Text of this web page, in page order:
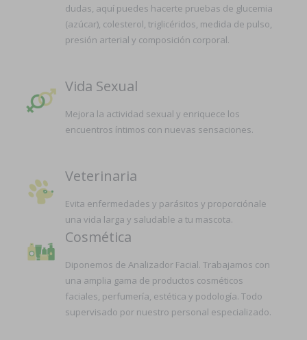
dudas, aquí puedes hacerte pruebas de glucemia
(azúcar), colesterol, triglicéridos, medida de pulso,
presión arterial y composición corporal.
Vida Sexual
Mejora la actividad sexual y enriquece los
encuentros íntimos con nuevas sensaciones.
Veterinaria
Evita enfermedades y parásitos y proporciónale
una vida larga y saludable a tu mascota.
Cosmética
Diponemos de Analizador Facial. Trabajamos con
una amplia gama de productos cosméticos
faciales, perfumería, estética y podología. Todo
supervisado por nuestro personal especializado.